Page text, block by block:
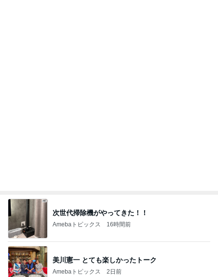
次世代掃除機がやってきた！！
Amebaトピックス 16時間前
美川憲一 とても楽しかったトーク
Amebaトピックス 2日前